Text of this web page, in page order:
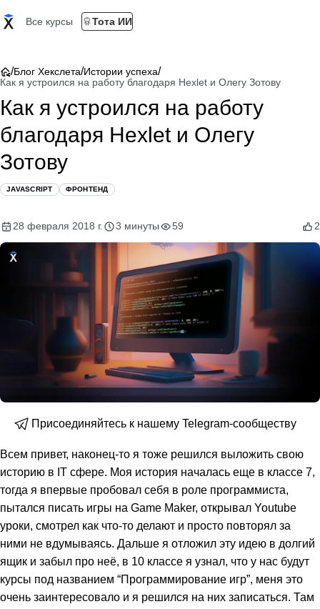
Все курсы Тота ИИ
/Блог Хекслета/Истории успеха/
Как я устроился на работу благодаря Hexlet и Олегу Зотову
Как я устроился на работу
благодаря Hexlet и Олегу
Зотову
JAVASCRIPT ФРОНТЕНД
28 февраля 2018 г. 3 минуты 59 2
Присоединяйтесь к нашему Telegram-сообществу
Всем привет, наконец-то я тоже решился выложить свою
историю в IT сфере. Моя история началась еще в классе 7,
тогда я впервые пробовал себя в роле программиста,
пытался писать игры на Game Maker, открывал Youtube
уроки, смотрел как что-то делают и просто повторял за
ними не вдумываясь. Дальше я отложил эту идею в долгий
ящик и забыл про неё, в 10 классе я узнал, что у нас будут
курсы под названием “Программирование игр”, меня это
очень заинтересовало и я решился на них записаться. Там